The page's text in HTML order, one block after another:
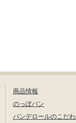
商品情報
のっぽパン
バンデロールのこだ